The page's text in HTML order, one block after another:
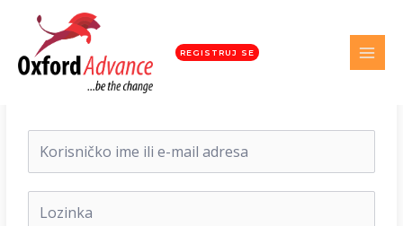
REGISTRUJ SE
Dobrodošli nazad!